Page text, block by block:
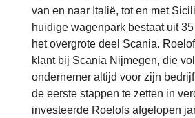
van en naar Italië, tot en met
huidige wagenpark bestaat uit
het overgrote deel Scania.
klant bij Scania Nijmegen, die
ondernemer altijd voor zijn
de eerste stappen te zetten in
investeerde Roelofs afgelopen